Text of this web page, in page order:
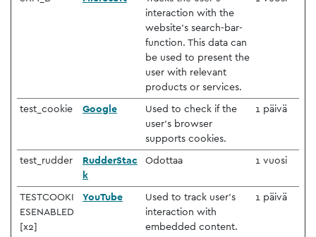
interaction with the
website’s search-bar-
function. This data can
be used to present the
user with relevant
products or services.
test_cookie Google
Used to check if the
user's browser
supports cookies.
1 päivä
test_rudder
RudderStac
k
Odottaa 1 vuosi
TESTCOOKI
ESENABLED
[x2]
YouTube
Used to track user’s
interaction with
embedded content.
1 päivä